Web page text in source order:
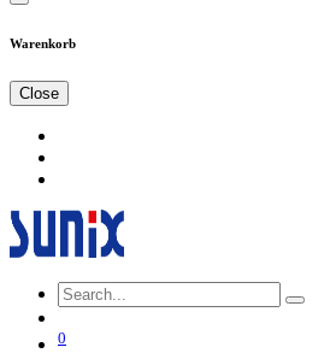
Warenkorb
Close
0